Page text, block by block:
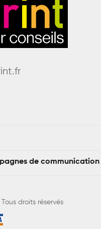
de communication
droits réservés